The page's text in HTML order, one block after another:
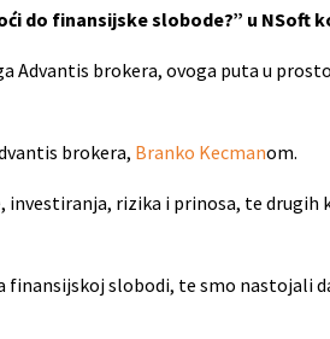
do finansijske slobode?” u NSoft
Advantis brokera, ovoga puta u
brokera, Branko Kecmanom.
rizika i prinosa, te
slobodi, te smo nastojali